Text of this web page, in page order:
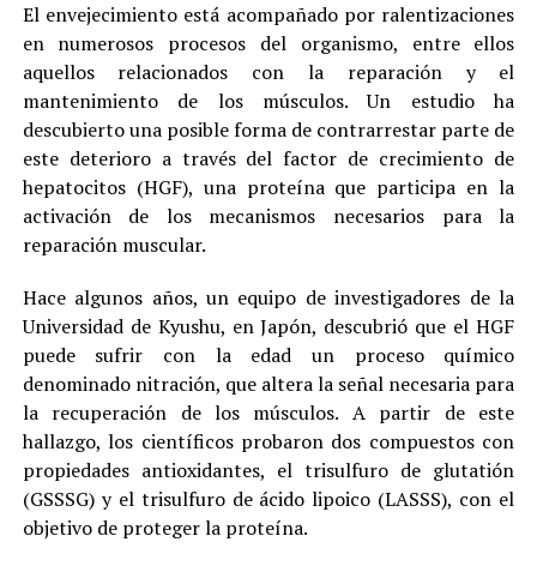
El envejecimiento está acompañado por ralentizaciones
en numerosos procesos del organismo, entre ellos
aquellos relacionados con la reparación y el
mantenimiento de los músculos. Un estudio ha
descubierto una posible forma de contrarrestar parte de
este deterioro a través del factor de crecimiento de
hepatocitos (HGF), una proteína que participa en la
activación de los mecanismos necesarios para la
reparación muscular.
Hace algunos años, un equipo de investigadores de la
Universidad de Kyushu, en Japón, descubrió que el HGF
puede sufrir con la edad un proceso químico
denominado nitración, que altera la señal necesaria para
la recuperación de los músculos. A partir de este
hallazgo, los científicos probaron dos compuestos con
propiedades antioxidantes, el trisulfuro de glutatión
(GSSSG) y el trisulfuro de ácido lipoico (LASSS), con el
objetivo de proteger la proteína.